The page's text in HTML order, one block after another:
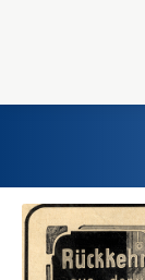
Home
Einst und Heute